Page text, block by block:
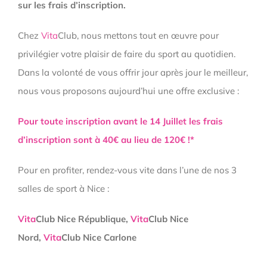
sur les frais d’inscription.
Chez VitaClub, nous mettons tout en œuvre pour
privilégier votre plaisir de faire du sport au quotidien.
Dans la volonté de vous offrir jour après jour le meilleur,
nous vous proposons aujourd’hui une offre exclusive :
Pour toute inscription avant le 14 Juillet les frais
d’inscription sont à 40€ au lieu de 120€ !*
Pour en profiter, rendez-vous vite dans l’une de nos 3
salles de sport à Nice :
VitaClub Nice République, VitaClub Nice
Nord, VitaClub Nice Carlone